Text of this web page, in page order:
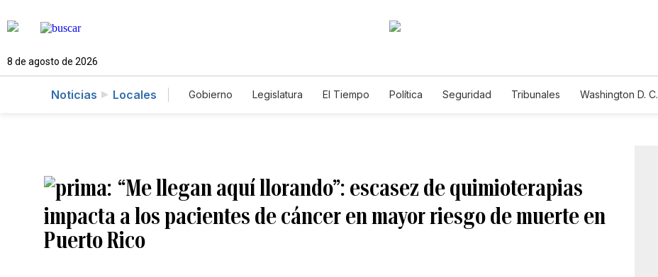
8 de agosto de 2026
Noticias Locales Gobierno Legislatura El Tiempo Política Seguridad Tribunales Washington D. C.
“Me llegan aquí llorando”: escasez de quimioterapias
impacta a los pacientes de cáncer en mayor riesgo de muerte en
Puerto Rico